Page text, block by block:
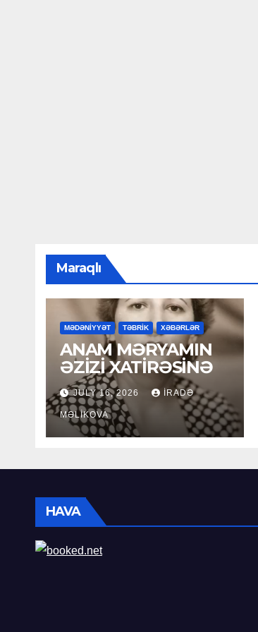
Maraqlı
MƏDƏNİYYƏT TƏBRİK XƏBƏRLƏR
ANAM MƏRYAMIN
ƏZİZİ XATİRƏSİNƏ
JULY 16, 2026 İRADƏ
MƏLIKOVA
HAVA